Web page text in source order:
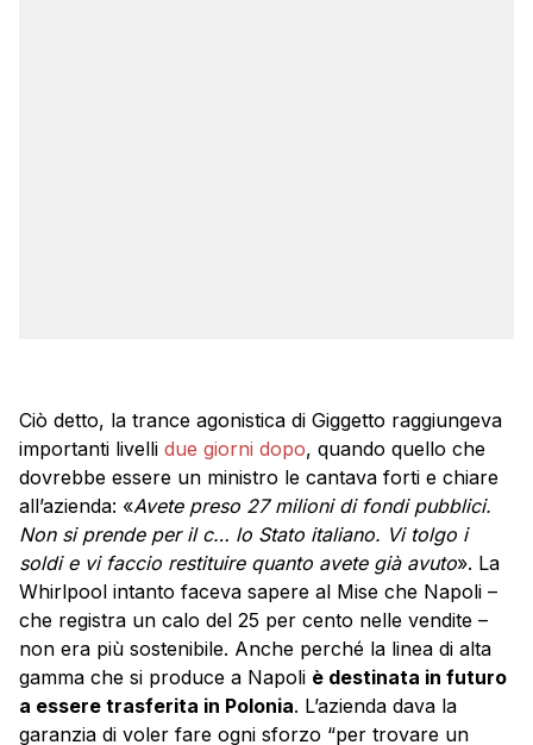
Ciò detto, la trance agonistica di Giggetto raggiungeva
importanti livelli due giorni dopo, quando quello che
dovrebbe essere un ministro le cantava forti e chiare
all’azienda: «Avete preso 27 milioni di fondi pubblici.
Non si prende per il c… lo Stato italiano. Vi tolgo i
soldi e vi faccio restituire quanto avete già avuto». La
Whirlpool intanto faceva sapere al Mise che Napoli –
che registra un calo del 25 per cento nelle vendite –
non era più sostenibile. Anche perché la linea di alta
gamma che si produce a Napoli è destinata in futuro
a essere trasferita in Polonia. L’azienda dava la
garanzia di voler fare ogni sforzo “per trovare un